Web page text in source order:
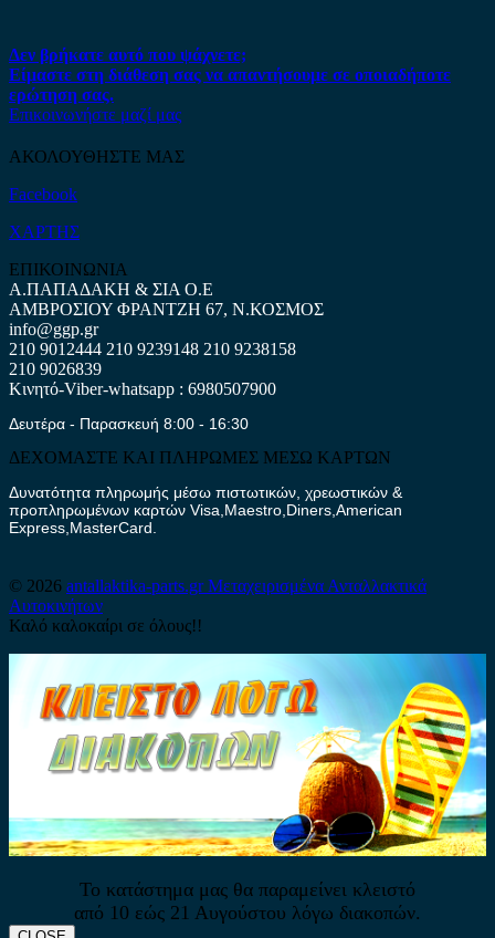
Δεν βρήκατε αυτό που ψάχνετε;
Είμαστε στη διάθεση σας να απαντήσουμε σε οποιαδήποτε
ερώτηση σας.
Επικοινωνήστε μαζί μας
ΑΚΟΛΟΥΘΗΣΤΕ ΜΑΣ
Facebook
ΧΑΡΤΗΣ
ΕΠΙΚΟΙΝΩΝΙΑ
Α.ΠΑΠΑΔΑΚΗ & ΣΙΑ Ο.Ε
ΑΜΒΡΟΣΙΟΥ ΦΡΑΝΤΖΗ 67, Ν.ΚΟΣΜΟΣ
info@ggp.gr
210 9012444 210 9239148 210 9238158
210 9026839
Κινητό-Viber-whatsapp : 6980507900
Δευτέρα - Παρασκευή 8:00 - 16:30
ΔΕΧΟΜΑΣΤΕ ΚΑΙ ΠΛΗΡΩΜΕΣ ΜΕΣΩ ΚΑΡΤΩΝ
Δυνατότητα πληρωμής μέσω πιστωτικών, χρεωστικών &
προπληρωμένων καρτών Visa,Maestro,Diners,American
Express,MasterCard.
© 2026 antallaktika-parts.grΜεταχειρισμένα Ανταλλακτικά
Αυτοκινήτων
Καλό καλοκαίρι σε όλους!!
Το κατάστημα μας θα παραμείνει κλειστό
από 10 εώς 21 Αυγούστου λόγω διακοπών.